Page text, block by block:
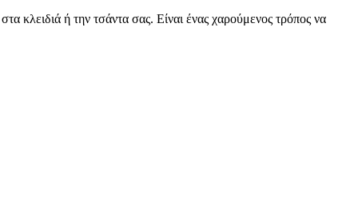
ή την τσάντα σας. Είναι ένας χαρούμενος τρόπος να